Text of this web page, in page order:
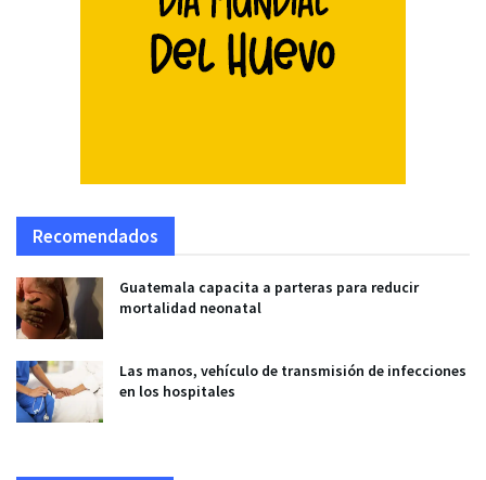
Recomendados
Guatemala capacita a parteras para reducir
mortalidad neonatal
Las manos, vehículo de transmisión de infecciones
en los hospitales